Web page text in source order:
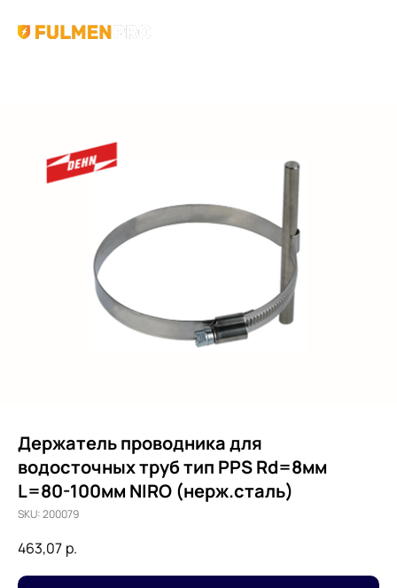
Держатель проводника для
водосточных труб тип PPS Rd=8мм
L=80-100мм NIRO (нерж.сталь)
SKU:200079
463,07 р.